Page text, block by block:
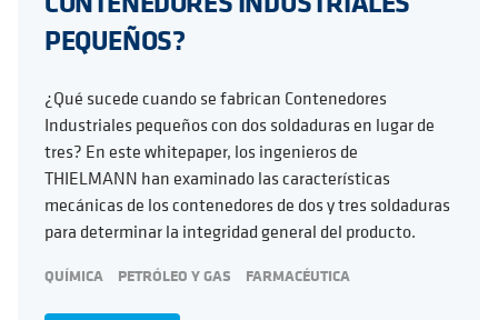
PEQUEÑOS?
¿Qué sucede cuando se fabrican Contenedores
Industriales pequeños con dos soldaduras en lugar de
tres? En este whitepaper, los ingenieros de
THIELMANN han examinado las características
mecánicas de los contenedores de dos y tres soldaduras
para determinar la integridad general del producto.
QUÍMICA PETRÓLEO Y GAS FARMACÉUTICA